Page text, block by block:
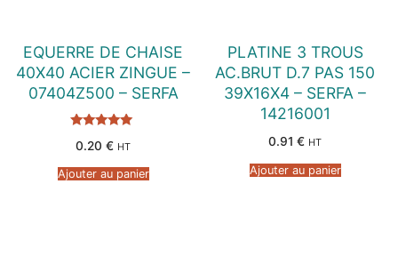
EQUERRE DE CHAISE
40X40 ACIER ZINGUE –
07404Z500 – SERFA
5.00
0.20 € HT
Ajouter au panier
PLATINE 3 TROUS
AC.BRUT D.7 PAS 150
39X16X4 – SERFA –
14216001
0.91 € HT
Ajouter au panier